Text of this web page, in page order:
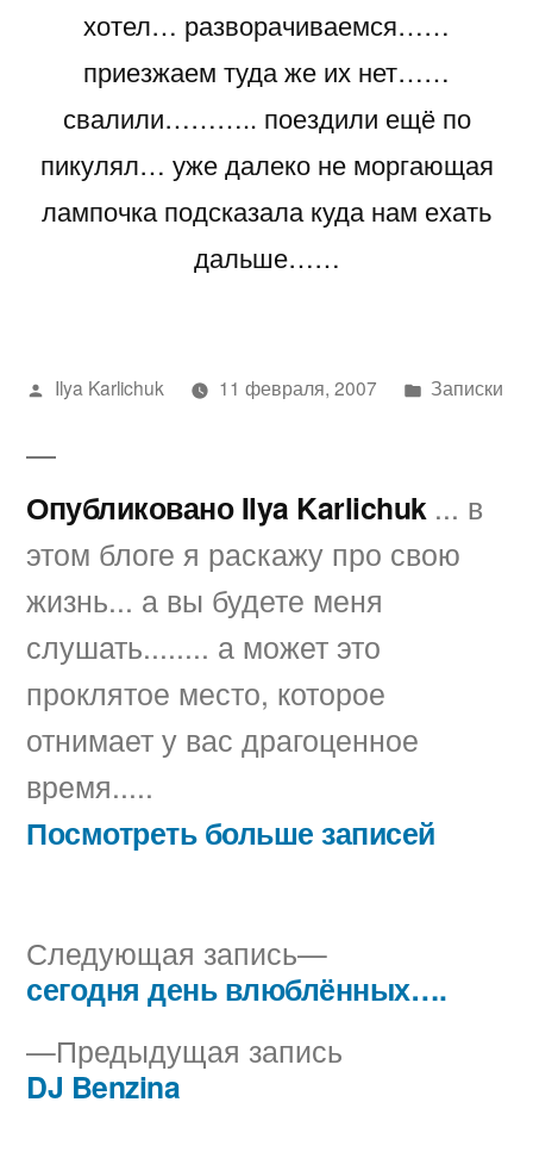
хотел… разворачиваемся……
приезжаем туда же их нет……
свалили……….. поездили ещё по
пикулял… уже далеко не моргающая
лампочка подсказала куда нам ехать
дальше……
Написано
Ilya Karlichuk 11 февраля, 2007
Написано
Записки
Опубликовано Ilya Karlichuk ... в
этом блоге я раскажу про свою
жизнь... а вы будете меня
слушать........ а может это
проклятое место, которое
отнимает у вас драгоценное
время.....
Посмотреть больше записей
Навигация
по
записям
Предыдущая запись
DJ Benzina
Следующая запись
Следующая
запись:
сегодня день влюблённых….